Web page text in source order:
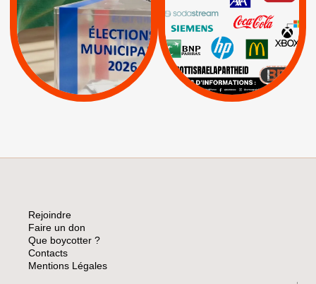
APPELS | Actus |
Espaces Sans
Apartheid
| Lettres d'interpellation
Pétitions
Keter |
Livres et brochures |
Mehadrin | PUMA
Sodastream |
Visuels, tracts,
affiches,...
Rejoindre
Faire un don
Que boycotter ?
Contacts
Mentions Légales